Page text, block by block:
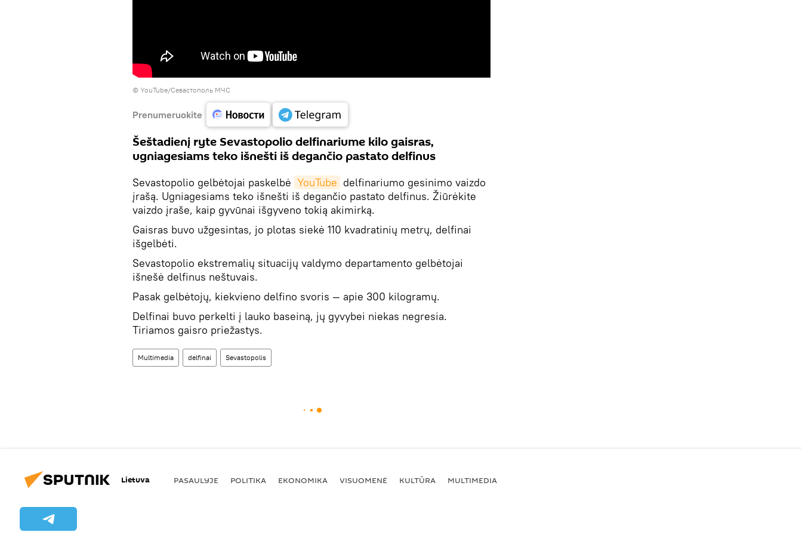
© YouTube/Севастополь МЧС
Prenumeruokite
Šeštadienį ryte Sevastopolio delfinariume kilo gaisras,
ugniagesiams teko išnešti iš degančio pastato delfinus
Sevastopolio gelbėtojai paskelbė YouTube delfinariumo gesinimo vaizdo
įrašą. Ugniagesiams teko išnešti iš degančio pastato delfinus. Žiūrėkite
vaizdo įraše, kaip gyvūnai išgyveno tokią akimirką.
Gaisras buvo užgesintas, jo plotas siekė 110 kvadratinių metrų, delfinai
išgelbėti.
Sevastopolio ekstremalių situacijų valdymo departamento gelbėtojai
išnešė delfinus neštuvais.
Pasak gelbėtojų, kiekvieno delfino svoris — apie 300 kilogramų.
Delfinai buvo perkelti į lauko baseiną, jų gyvybei niekas negresia.
Tiriamos gaisro priežastys.
Multimedia delfinai Sevastopolis
Lietuva PASAULYJE POLITIKA EKONOMIKA VISUOMENĖ KULTŪRA MULTIMEDIA